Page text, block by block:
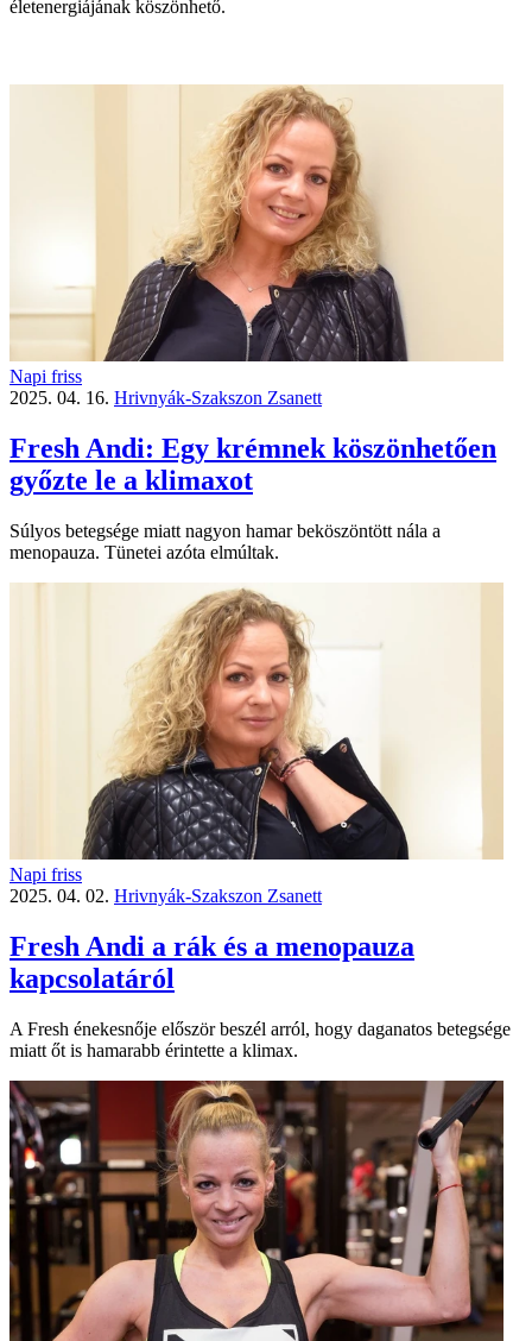
életenergiájának köszönhető.
Napi friss
2025. 04. 16. Hrivnyák-Szakszon Zsanett
Fresh Andi: Egy krémnek köszönhetően
győzte le a klimaxot
Súlyos betegsége miatt nagyon hamar beköszöntött nála a
menopauza. Tünetei azóta elmúltak.
Napi friss
2025. 04. 02. Hrivnyák-Szakszon Zsanett
Fresh Andi a rák és a menopauza
kapcsolatáról
A Fresh énekesnője először beszél arról, hogy daganatos betegsége
miatt őt is hamarabb érintette a klimax.